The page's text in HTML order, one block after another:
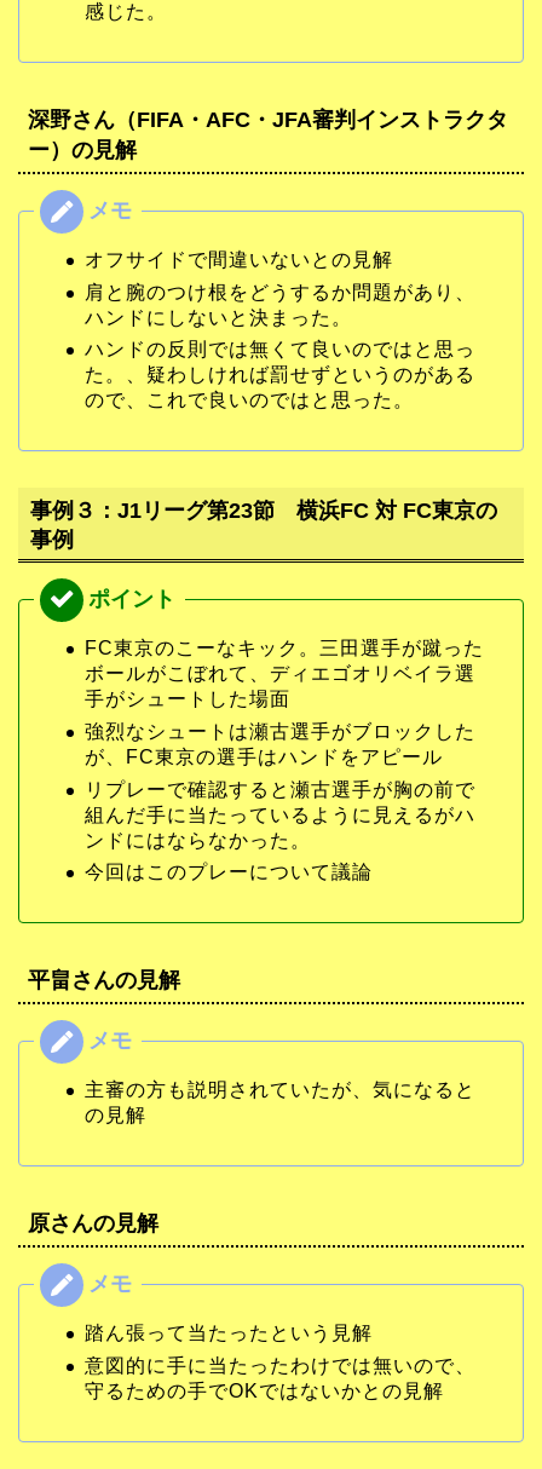
感じた。
深野さん（FIFA・AFC・JFA審判インストラクタ
ー）の見解
オフサイドで間違いないとの見解
肩と腕のつけ根をどうするか問題があり、
ハンドにしないと決まった。
ハンドの反則では無くて良いのではと思っ
た。、疑わしければ罰せずというのがある
ので、これで良いのではと思った。
事例３：J1リーグ第23節 横浜FC 対 FC東京の
事例
FC東京のこーなキック。三田選手が蹴った
ボールがこぼれて、ディエゴオリベイラ選
手がシュートした場面
強烈なシュートは瀬古選手がブロックした
が、FC東京の選手はハンドをアピール
リプレーで確認すると瀬古選手が胸の前で
組んだ手に当たっているように見えるがハ
ンドにはならなかった。
今回はこのプレーについて議論
平畠さんの見解
主審の方も説明されていたが、気になると
の見解
原さんの見解
踏ん張って当たったという見解
意図的に手に当たったわけでは無いので、
守るための手でOKではないかとの見解